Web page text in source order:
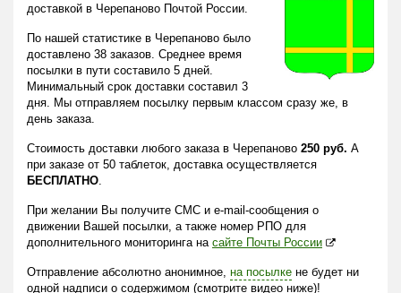
доставкой в Черепаново Почтой России.
По нашей статистике в Черепаново было
доставлено 38 заказов. Среднее время
посылки в пути составило 5 дней.
Минимальный срок доставки составил 3
дня. Мы отправляем посылку первым классом сразу же, в
день заказа.
Стоимость доставки любого заказа в Черепаново 250 руб. А
при заказе от 50 таблеток, доставка осуществляется
БЕСПЛАТНО.
При желании Вы получите СМС и e-mail-сообщения о
движении Вашей посылки, а также номер РПО для
дополнительного мониторинга на сайте Почты России
Отправление абсолютно анонимное, на посылке не будет ни
одной надписи о содержимом (смотрите видео ниже)!